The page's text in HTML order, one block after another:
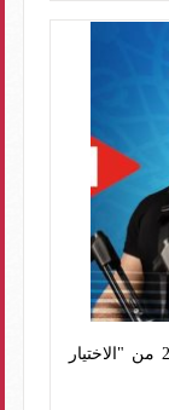
المتحدة للخدمات الإعلامية تعرض الحلقة 25 من "الاختيار